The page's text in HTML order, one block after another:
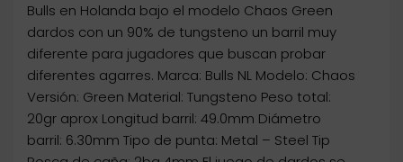
Bulls en Holanda bajo el modelo Chaos Green
dardos con un 90% de tungsteno un barril muy
diferente para jugadores que buscan probar
diferentes agarres. Marca: Bulls NL Modelo: Chaos
Versión: Green Material: Tungsteno Peso total:
20gr aprox Longitud barril: 49.0mm Diámetro
barril: 6.30mm Tipo de punta: Metal – Steel Tip